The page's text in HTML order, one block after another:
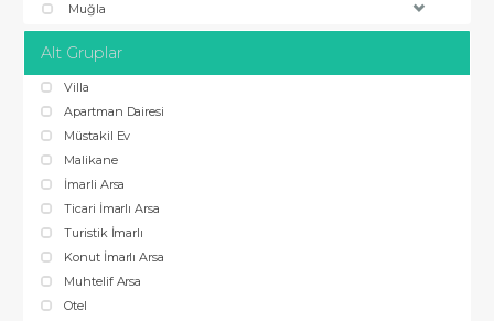
Muğla
Alt Gruplar
Villa
Apartman Dairesi
Müstakil Ev
Malikane
İmarli Arsa
Ticari İmarlı Arsa
Turistik İmarlı
Konut İmarlı Arsa
Muhtelif Arsa
Otel